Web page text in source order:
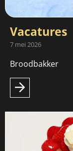
Vacatures
7 mei 2026
Broodbakker